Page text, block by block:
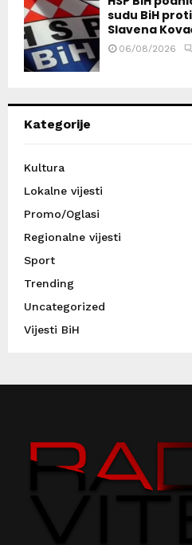
sudu BiH
Slavena
06/08/2026
Kategorije
Kultura
Lokalne vijesti
Promo/Oglasi
Regionalne vijesti
Sport
Trending
Uncategorized
Vijesti BiH